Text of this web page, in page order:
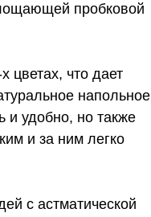
пробковой
цветах, что дает
напольное
и удобно, но также
и за ним легко
с астматической